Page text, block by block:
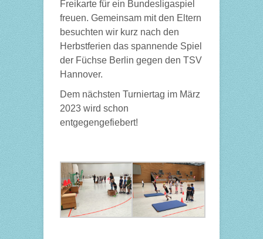
Freikarte für ein Bundesligaspiel
freuen. Gemeinsam mit den Eltern
besuchten wir kurz nach den
Herbstferien das spannende Spiel
der Füchse Berlin gegen den TSV
Hannover.
Dem nächsten Turniertag im März
2023 wird schon
entgegengefiebert!